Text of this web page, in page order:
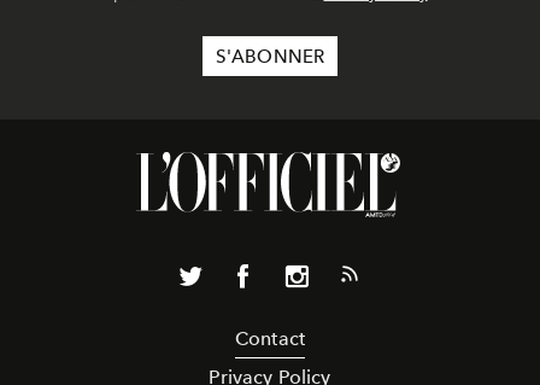
Contact
Privacy Policy